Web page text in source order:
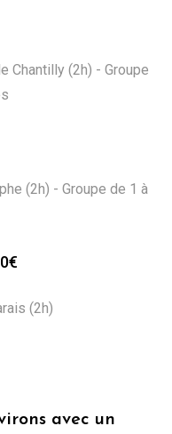
Chantilly (2h) - Groupe
(2h) - Groupe de 1 à
€
(2h)
avec un